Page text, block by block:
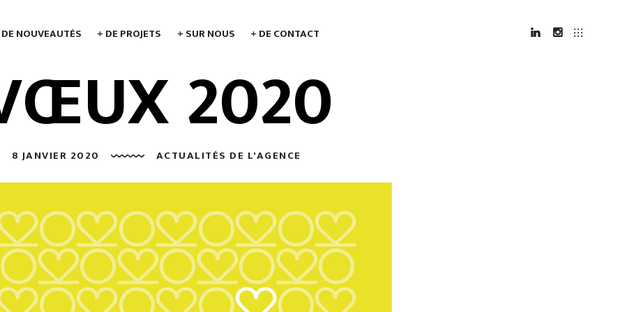
NOUVEAUTÉS + DE PROJETS + SUR NOUS
+ DE CONTACT
2020
8 JANVIER 2020 ACTUALITÉS DE L'AGENCE